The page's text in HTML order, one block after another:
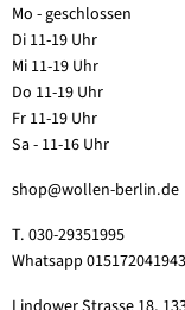
Mo - geschlossen
Di 11-19 Uhr
Mi 11-19 Uhr
Do 11-19 Uhr
Fr 11-19 Uhr
Sa - 11-16 Uhr
shop@wollen-berlin.de
T. 030-29351995
Whatsapp 015172041943